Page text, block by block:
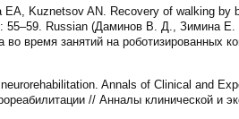
EA, Kuznetsov AN. Recovery of walking
55–59. Russian (Даминов В. Д., Зимина
во время занятий на роботизированных
Annals of Clinical and
// Анналы клинической и